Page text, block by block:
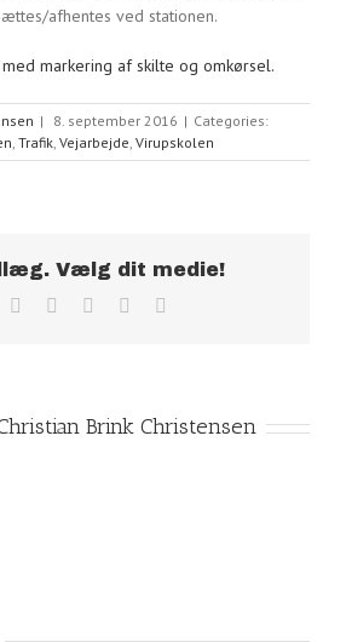
afhentes ved stationen.
markering af skilte og omkørsel.
| 8. september 2016 | Categories:
, Trafik, Vejarbejde, Virupskolen
Vælg dit medie!
TumblrGoogle+Pinterest
Brink Christensen